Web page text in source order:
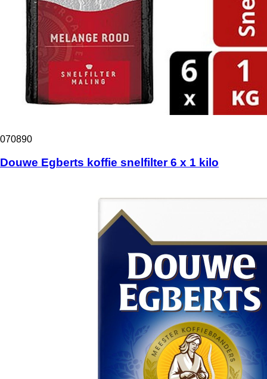
070890
Douwe Egberts koffie snelfilter 6 x 1 kilo